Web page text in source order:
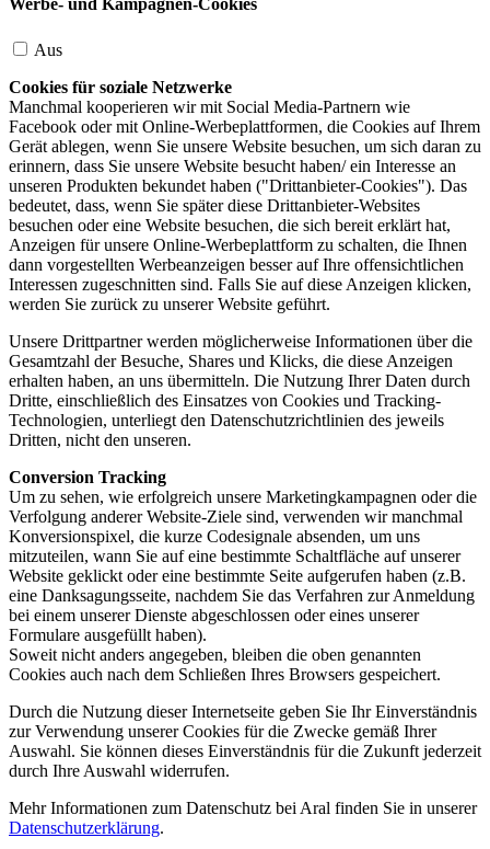
Werbe- und Kampagnen-Cookies
Aus
Cookies für soziale Netzwerke
Manchmal kooperieren wir mit Social Media-Partnern wie
Facebook oder mit Online-Werbeplattformen, die Cookies auf Ihrem
Gerät ablegen, wenn Sie unsere Website besuchen, um sich daran zu
erinnern, dass Sie unsere Website besucht haben/ ein Interesse an
unseren Produkten bekundet haben ("Drittanbieter-Cookies"). Das
bedeutet, dass, wenn Sie später diese Drittanbieter-Websites
besuchen oder eine Website besuchen, die sich bereit erklärt hat,
Anzeigen für unsere Online-Werbeplattform zu schalten, die Ihnen
dann vorgestellten Werbeanzeigen besser auf Ihre offensichtlichen
Interessen zugeschnitten sind. Falls Sie auf diese Anzeigen klicken,
werden Sie zurück zu unserer Website geführt.
Unsere Drittpartner werden möglicherweise Informationen über die
Gesamtzahl der Besuche, Shares und Klicks, die diese Anzeigen
erhalten haben, an uns übermitteln. Die Nutzung Ihrer Daten durch
Dritte, einschließlich des Einsatzes von Cookies und Tracking-
Technologien, unterliegt den Datenschutzrichtlinien des jeweils
Dritten, nicht den unseren.
Conversion Tracking
Um zu sehen, wie erfolgreich unsere Marketingkampagnen oder die
Verfolgung anderer Website-Ziele sind, verwenden wir manchmal
Konversionspixel, die kurze Codesignale absenden, um uns
mitzuteilen, wann Sie auf eine bestimmte Schaltfläche auf unserer
Website geklickt oder eine bestimmte Seite aufgerufen haben (z.B.
eine Danksagungsseite, nachdem Sie das Verfahren zur Anmeldung
bei einem unserer Dienste abgeschlossen oder eines unserer
Formulare ausgefüllt haben).
Soweit nicht anders angegeben, bleiben die oben genannten
Cookies auch nach dem Schließen Ihres Browsers gespeichert.
Durch die Nutzung dieser Internetseite geben Sie Ihr Einverständnis
zur Verwendung unserer Cookies für die Zwecke gemäß Ihrer
Auswahl. Sie können dieses Einverständnis für die Zukunft jederzeit
durch Ihre Auswahl widerrufen.
Mehr Informationen zum Datenschutz bei Aral finden Sie in unserer
Datenschutzerklärung.